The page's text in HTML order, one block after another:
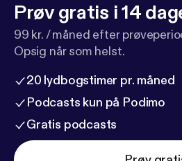
Prøv gratis i 14
99 kr. / måned efter
Opsig når som helst.
20 lydbogstimer pr. måned
Podcasts kun på Podimo
Gratis podcasts